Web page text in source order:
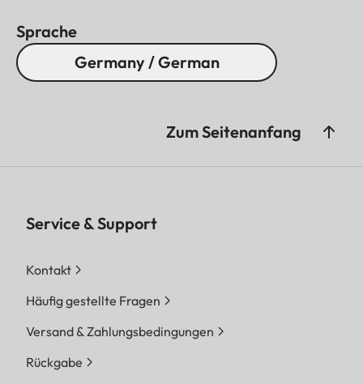
Sprache
Germany / German
Zum Seitenanfang
Service & Support
Kontakt
Häufig gestellte Fragen
Versand & Zahlungsbedingungen
Rückgabe